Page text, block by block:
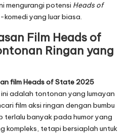
mengurangi potensi Heads of
yang luar biasa.
Film Heads of
Ringan yang
film Heads of State 2025
adalah tontonan yang lumayan
film aksi ringan dengan bumbu
terlalu banyak pada humor yang
kompleks, tetapi bersiaplah untuk